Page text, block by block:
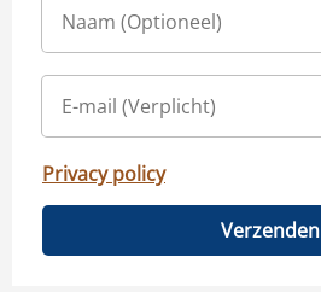
Privacy policy
Verzenden